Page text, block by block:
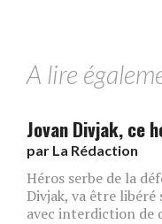
A lire
Jovan Divjak, ce
par La Rédaction
Héros serbe de la
Divjak, va être libéré
avec interdiction